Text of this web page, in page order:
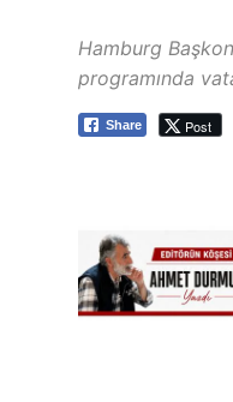
Hamburg
programında
Share Post